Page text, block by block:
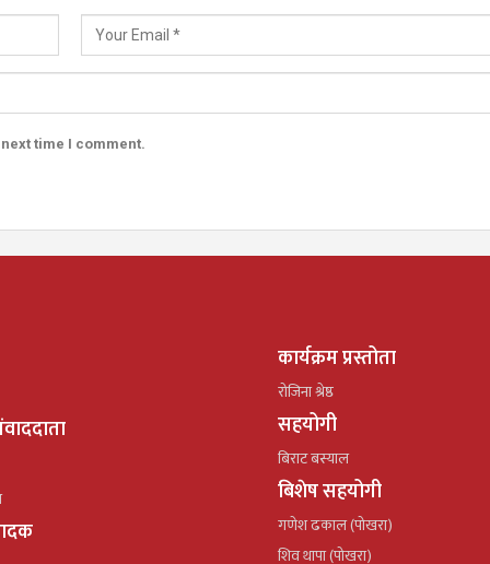
time I comment.
कार्यक्रम प्रस्तोता
रोजिना श्रेष्ठ
सहयोगी
बिराट बस्याल
बिशेष सहयोगी
गणेश ढकाल (पोखरा)
शिव थापा (पोखरा)